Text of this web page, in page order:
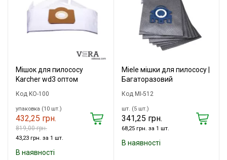
Мішок для пилососу
Karcher wd3 оптом
Код KO-100
упаковка (10 шт.)
432,25 грн.
819,00 грн.
43,23 грн. за 1 шт.
В наявності
Miele мішки для пилососу |
Багаторазовий
Код MI-512
шт. (5 шт.)
341,25 грн.
68,25 грн. за 1 шт.
В наявності